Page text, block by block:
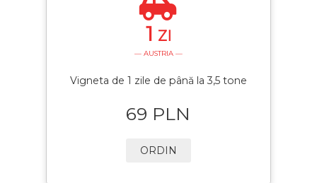
1 ZI
— AUSTRIA —
Vigneta de 1 zile de până la 3,5 tone
69 PLN
ORDIN